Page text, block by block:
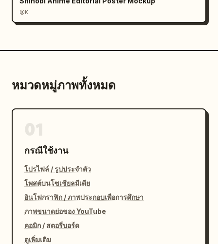
@K
หมวดหมู่ภาพทั้งหมด
กรณีใช้งาน
โปรไฟล์ / รูปประจำตัว
โพสต์บนโซเชียลมีเดีย
อินโฟกราฟิก / ภาพประกอบเพื่อการศึกษา
ภาพขนาดย่อของ YouTube
คอมิก / สตอรี่บอร์ด
ดูเพิ่มเติม